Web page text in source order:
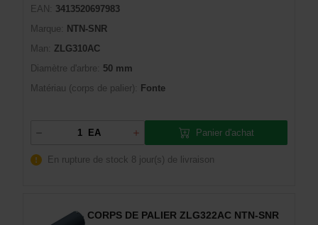
EAN:
3413520697983
Marque:
NTN-SNR
Man: ZLG310AC
Diamètre d'arbre:
50 mm
Matériau (corps de palier):
Fonte
EA Panier d'achat
En rupture de stock 8 jour(s) de livraison
CORPS DE PALIER ZLG322AC NTN-SNR